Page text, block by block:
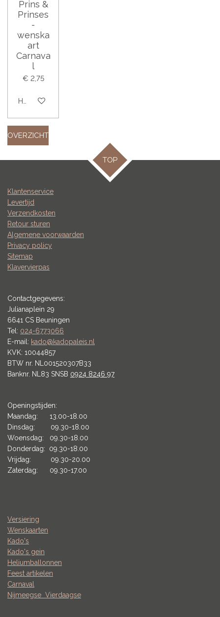
Prins &
Prinses
-
wenska
art
Carnava
l
€ 2,75
Houd mij op de hoogte
OVERZICHT
TOP
Klantenservice
Levertijd
Verzendkosten
Retour sturen
Algemene voorwaarden
Privacy policy
Sitemap
Klavervierpas
Contactgegevens:
Julianaplein 29
6641 CS Beuningen
Tel: 024-6773066
E-mail: kado@kadopaleis.nl
KVK: 10044857
BTW nr. NL001520307B33
Banknr. NL83 SNSB 0924 8246 97
Openingstijden:
Maandag: 13.00-18.00
Dinsdag: 09.30-18.00
Woensdag: 09.30-18.00
Donderdag: 09.30-18.00
Vrijdag: 09.30-20.00
Zaterdag: 09.30-17.00
Versiering
Wenskaarten
Kado's
Kado's gein
Heliumballonnen
Feest artikelen
Carnaval
Nijmeegse Vierdaagse